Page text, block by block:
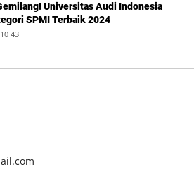
Universitas Audi Indonesia
SPMI Terbaik 2024
43